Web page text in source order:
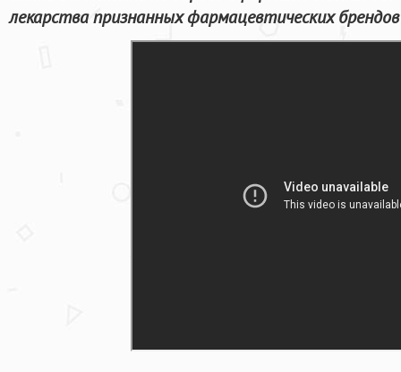
лекарства признанных фармацевтических